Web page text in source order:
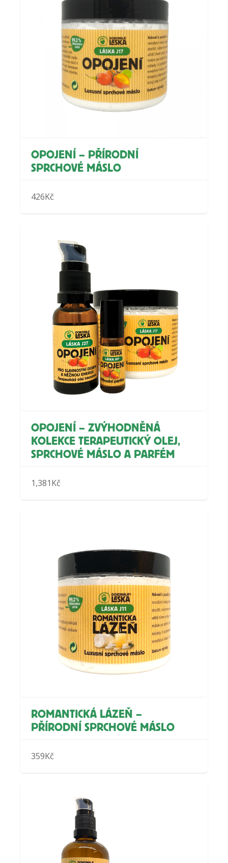
OPOJENÍ – PŘÍRODNÍ
SPRCHOVÉ MÁSLO
426Kč
OPOJENÍ – ZVÝHODNĚNÁ
KOLEKCE TERAPEUTICKÝ OLEJ,
SPRCHOVÉ MÁSLO A PARFÉM
1,381Kč
ROMANTICKÁ LÁZEŇ –
PŘÍRODNÍ SPRCHOVÉ MÁSLO
359Kč